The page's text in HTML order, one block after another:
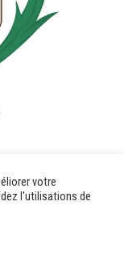
votre
l'utilisations de